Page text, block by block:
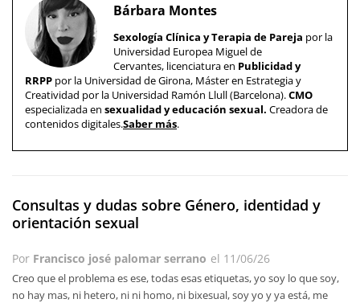
Bárbara Montes
Sexología Clínica y Terapia de Pareja por la
Universidad Europea Miguel de
Cervantes, licenciatura en Publicidad y
RRPP por la Universidad de Girona, Máster en Estrategia y
Creatividad por la Universidad Ramón Llull (Barcelona).CMO
especializada en sexualidad y educación sexual. Creadora de
contenidos digitales.Saber más.
Consultas y dudas sobre Género, identidad y
orientación sexual
Por Francisco josé palomar serrano el 11/06/26
Creo que el problema es ese, todas esas etiquetas, yo soy lo que soy,
no hay mas, ni hetero, ni ni homo, ni bixesual, soy yo y ya está, me